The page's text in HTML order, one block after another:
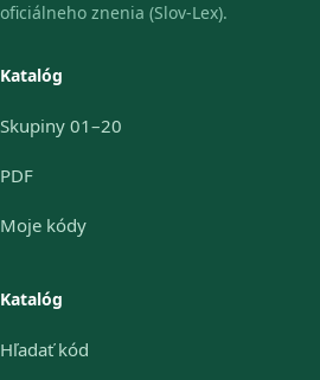
oficiálneho znenia (Slov-Lex).
Katalóg
Skupiny 01–20
PDF
Moje kódy
Katalóg
Hľadať kód